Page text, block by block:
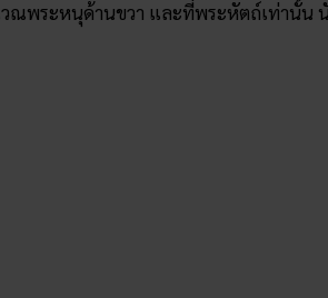
วณพระหนุด้านขวา และที่พระหัตถ์เท่านั้น